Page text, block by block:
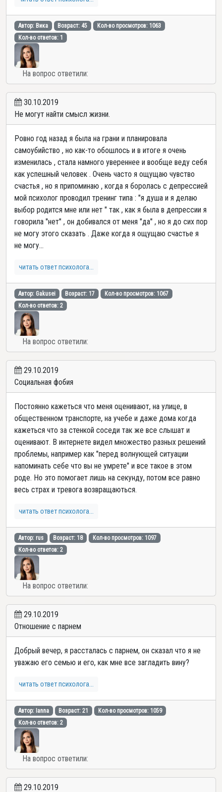
Автор: Вика Возраст: 45
Кол-во просмотров: 1063
Кол-во ответов: 1
На вопрос ответили:
30.10.2019
Не могут найти смысл жизни.
Ровно год назад я была на грани и планировала
самоубийство , но как-то обошлось и в итоге я очень
изменилась , стала намного увереннее и вообще веду себя
как успешный человек . Очень часто я ощущаю чувство
счастья , но я припоминаю , когда я боролась с депрессией
мой психолог проводил тренинг типа : "я душа и я делаю
выбор родится мне или нет " так , как я была в депрессии я
говорила "нет" , он добивался от меня "да" , но я до сих пор
не могу этого сказать . Даже когда я ощущаю счастье я
не могу...
читать ответ психолога...
Автор: Gakusei Возраст: 17
Кол-во просмотров: 1067
Кол-во ответов: 2
На вопрос ответили:
29.10.2019
Социальная фобия
Постоянно кажеться что меня оценивают, на улице, в
общественном транспорте, на учебе и даже дома когда
кажеться что за стенкой соседи так же все слышат и
оценивают. В интернете видел множество разных решений
проблемы, например как "перед волнующей ситуации
напоминать себе что вы не умрете" и все такое в этом
роде. Но это помогает лишь на секунду, потом все равно
весь страх и тревога возвращаються.
читать ответ психолога...
Автор: rus Возраст: 18
Кол-во просмотров: 1097
Кол-во ответов: 2
На вопрос ответили:
29.10.2019
Отношение с парнем
Добрый вечер, я рассталась с парнем, он сказал что я не
уважаю его семью и его, как мне все загладить вину?
читать ответ психолога...
Автор: Ianna Возраст: 21
Кол-во просмотров: 1059
Кол-во ответов: 2
На вопрос ответили:
29.10.2019